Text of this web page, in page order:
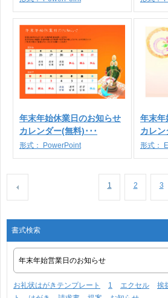
年末年始休業日のお知らせ
カレンダー(無料)･･･
形式： PowerPoint
年末年
カレン
形式：
1 2 3
書式検索
お礼状はがきテンプレート 1 エクセル 挨